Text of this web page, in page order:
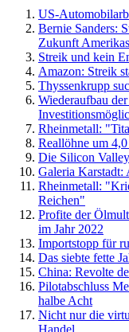
US-
Bernie Sanders:
Zukunft Amerikas
Streik und kein
Amazon: Streik
Thyssenkrupp
Wiederaufbau
Rheinmetall:
Reallöhne um
Die Silicon
Galeria Karstadt:
Rheinmetall:
Reichen"
Profite der
im Jahr 2022
Importstopp für
Das siebte fette
China: Revolte
Pilotabschluss
halbe Acht
Nicht nur die
Handel